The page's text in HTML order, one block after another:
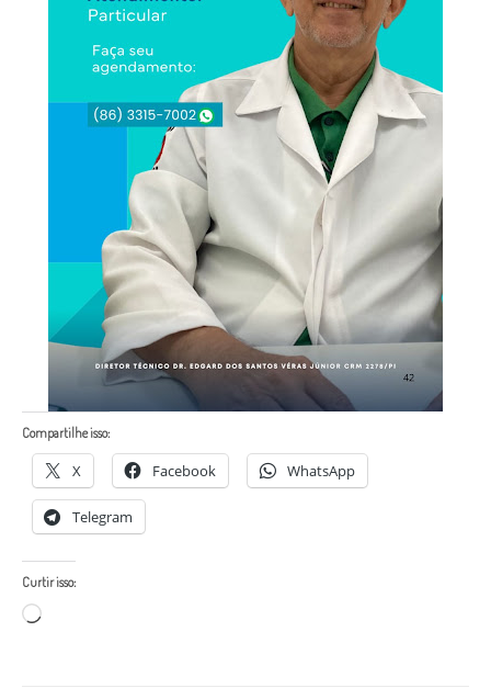
Compartilhe isso:
X Facebook WhatsApp
Telegram
Curtir isso:
Carregando...